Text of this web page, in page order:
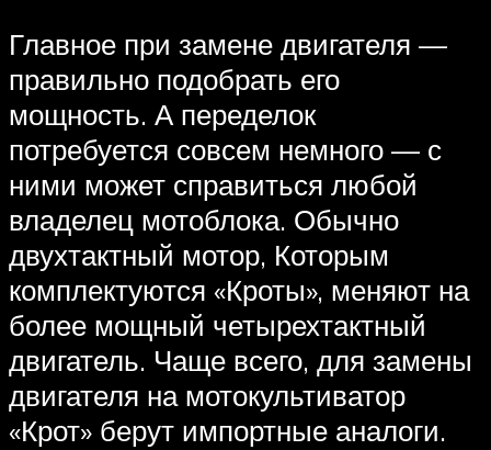
Главное при замене двигателя —
правильно подобрать его
мощность. А переделок
потребуется совсем немного — с
ними может справиться любой
владелец мотоблока. Обычно
двухтактный мотор, Которым
комплектуются «Кроты», меняют на
более мощный четырехтактный
двигатель. Чаще всего, для замены
двигателя на мотокультиватор
«Крот» берут импортные аналоги.